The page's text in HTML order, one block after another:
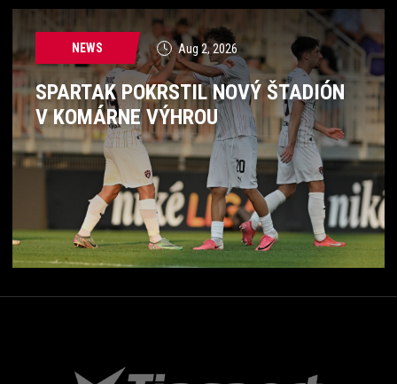
NEWS Aug 2, 2026
SPARTAK POKRSTIL NOVÝ ŠTADIÓN
V KOMÁRNE VÝHROU